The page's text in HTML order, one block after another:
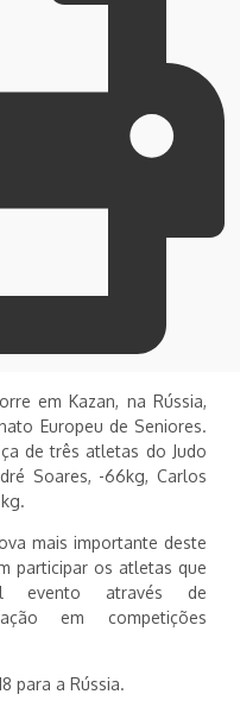
em Kazan, na Rússia,
Europeu de Seniores.
de três atletas do Judo
Soares, -66kg, Carlos
mais importante deste
participar os atletas que
evento através de
em competições
para a Rússia.